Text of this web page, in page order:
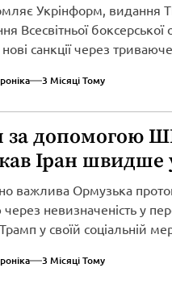
Укрінформ, видання
Всесвітньої боксерської
санкції через
3 Місяці Тому
за допомогою
Іран швидше
важлива Ормузька
невизначеність у
у своїй соціальній
3 Місяці Тому